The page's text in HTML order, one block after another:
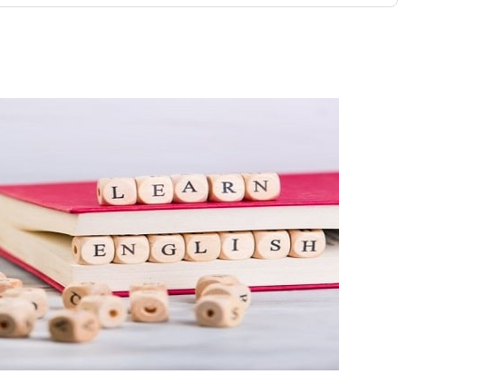
برای تقویت درک مطلب انگلیسی کلید واژه ها را در متن شناسایی کنید